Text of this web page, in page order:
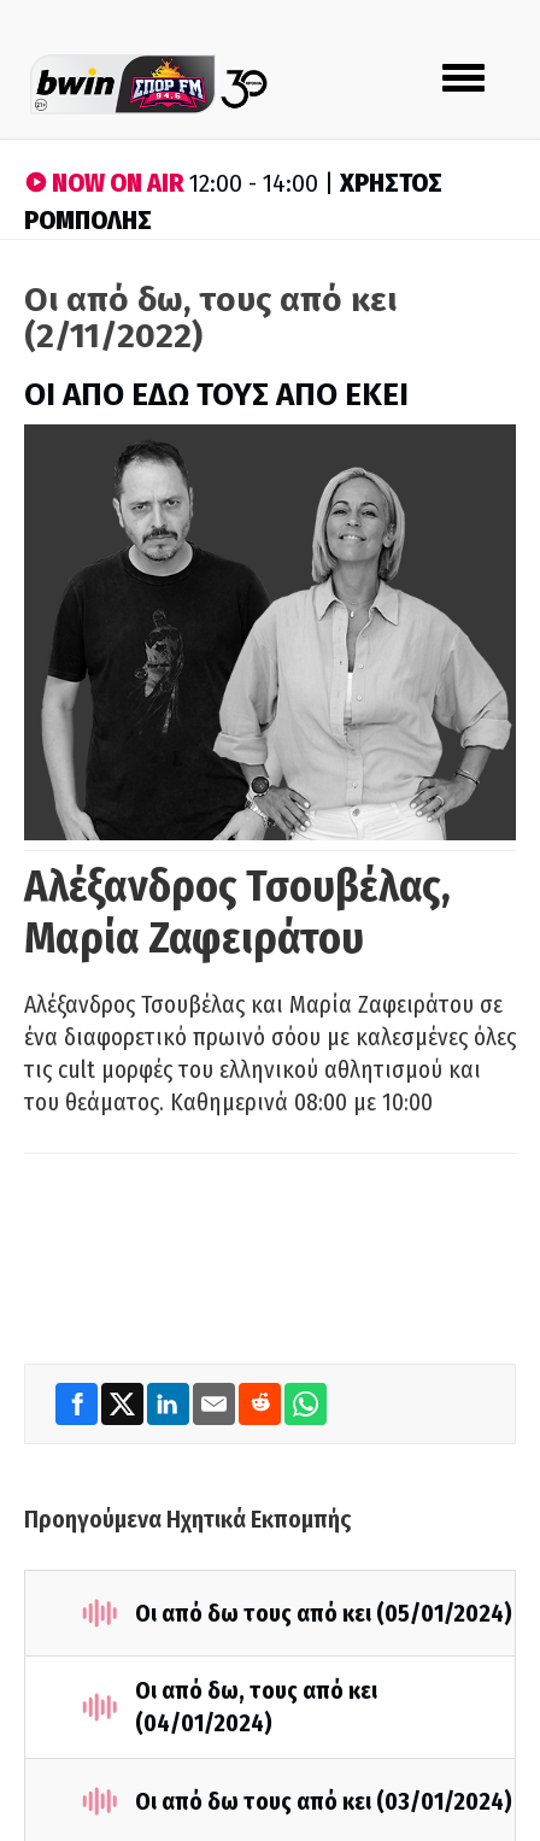
Toggle
navigation
NOW ON AIR12:00 - 14:00 | ΧΡΗΣΤΟΣ
ΡΟΜΠΟΛΗΣ
Οι από δω, τους από κει
(2/11/2022)
ΟΙ ΑΠΟ ΕΔΩ ΤΟΥΣ ΑΠΟ ΕΚΕΙ
Αλέξανδρος Τσουβέλας,
Μαρία Ζαφειράτου
Αλέξανδρος Τσουβέλας και Μαρία Ζαφειράτου σε
ένα διαφορετικό πρωινό σόου με καλεσμένες όλες
τις cult μορφές του ελληνικού αθλητισμού και
του θεάματος. Καθημερινά 08:00 με 10:00
Προηγούμενα Ηχητικά Εκπομπής
Οι από δω τους από κει (05/01/2024)
Οι από δω, τους από κει
(04/01/2024)
Οι από δω τους από κει (03/01/2024)